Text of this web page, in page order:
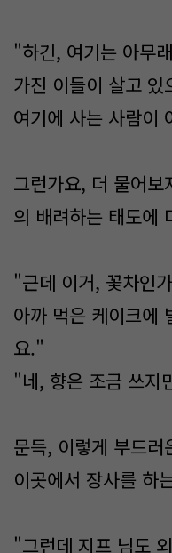
"하긴, 여기는 아무
가진 이들이 살고 있
여기에 사는 사람이
그런가요, 더 물어
의 배려하는 태도에
"근데 이거, 꽃차인
아까 먹은 케이크에
요."
"네, 향은 조금 쓰지
문득, 이렇게 부드러
이곳에서 장사를 하
"그런데 지프 님도